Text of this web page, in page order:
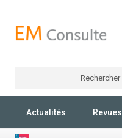
Rechercher
Actualités Revues